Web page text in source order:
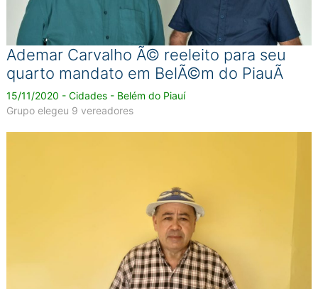
Ademar Carvalho Ã© reeleito para seu
quarto mandato em BelÃ©m do PiauÃ­
15/11/2020 - Cidades - Belém do Piauí
Grupo elegeu 9 vereadores